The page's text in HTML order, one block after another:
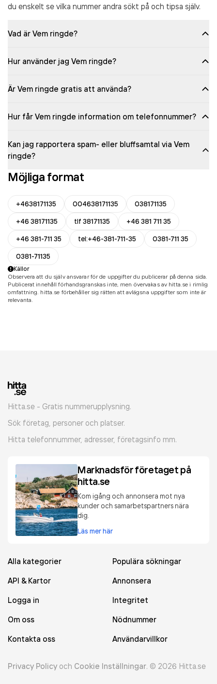
du enskelt se vilka nummer andra sökt på och tipsa själv.
Vad är Vem ringde?
Hur använder jag Vem ringde?
Är Vem ringde gratis att använda?
Hur får Vem ringde information om telefonnummer?
Kan jag rapportera spam- eller bluffsamtal via Vem
ringde?
Möjliga format
+4638171135 004638171135
038171135
+46 38171135
tlf 38171135
+46 381 711 35
+46 381-711 35
tel:+46-381-711-35
0381-711 35
0381-71135
Källor
Observera att du själv ansvarar för de uppgifter du publicerar på denna sida.
Publicerat innehåll förhandsgranskas inte, men övervakas av hitta.se i rimlig
omfattning. hitta.se förbehåller sig rätten att avlägsna uppgifter som inte är
relevanta.
Hitta.se - Gratis nummerupplysning.
Sök företag, personer och platser.
Hitta telefonnummer, adresser, företagsinfo mm.
Marknadsför företaget på
hitta.se
Kom igång och annonsera mot nya
kunder och samarbetspartners nära
dig.
Läs mer här
Alla kategorier
Populära sökningar
API & Kartor
Annonsera
Logga in
Integritet
Om oss
Nödnummer
Kontakta oss
Användarvillkor
Privacy Policy och Cookie Inställningar. © 2026 Hitta.se